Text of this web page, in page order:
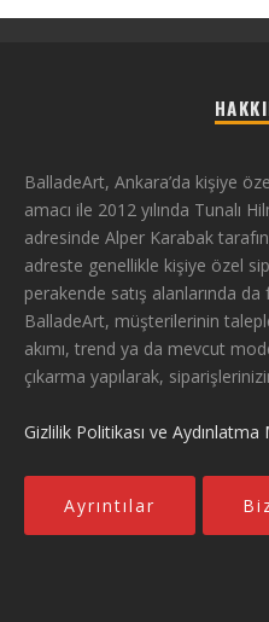
BalladeArt, Ankara’da kişiye
amacı ile 2012 yılında Tunalı
adresinde Alper Karabak
adreste genellikle kişiye özel
perakende satış alanlarında
BalladeArt, müşterilerinin
akımı, trend ya da mevcut
çıkarma yapılarak,
Gizlilik Politikası ve Aydınlatma
Ayrıntılar